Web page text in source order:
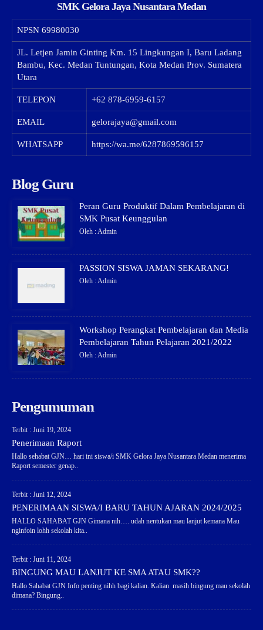
SMK Gelora Jaya Nusantara Medan
NPSN 69980030
JL. Letjen Jamin Ginting Km. 15 Lingkungan I, Baru Ladang
Bambu, Kec. Medan Tuntungan, Kota Medan Prov. Sumatera
Utara
TELEPON +62 878-6959-6157
EMAIL gelorajaya@gmail.com
WHATSAPP https://wa.me/6287869596157
Blog Guru
Peran Guru Produktif Dalam Pembelajaran di
SMK Pusat Keunggulan
Oleh : Admin
PASSION SISWA JAMAN SEKARANG!
Oleh : Admin
Workshop Perangkat Pembelajaran dan Media
Pembelajaran Tahun Pelajaran 2021/2022
Oleh : Admin
Pengumuman
Terbit : Juni 19, 2024
Penerimaan Raport
Hallo sehabat GJN… hari ini siswa/i SMK Gelora Jaya Nusantara Medan menerima
Raport semester genap..
Terbit : Juni 12, 2024
PENERIMAAN SISWA/I BARU TAHUN AJARAN 2024/2025
HALLO SAHABAT GJN Gimana nih…. udah nentukan mau lanjut kemana Mau
nginfoin lohh sekolah kita..
Terbit : Juni 11, 2024
BINGUNG MAU LANJUT KE SMA ATAU SMK??
Hallo Sahabat GJN Info penting nihh bagi kalian. Kalian masih bingung mau sekolah
dimana? Bingung..